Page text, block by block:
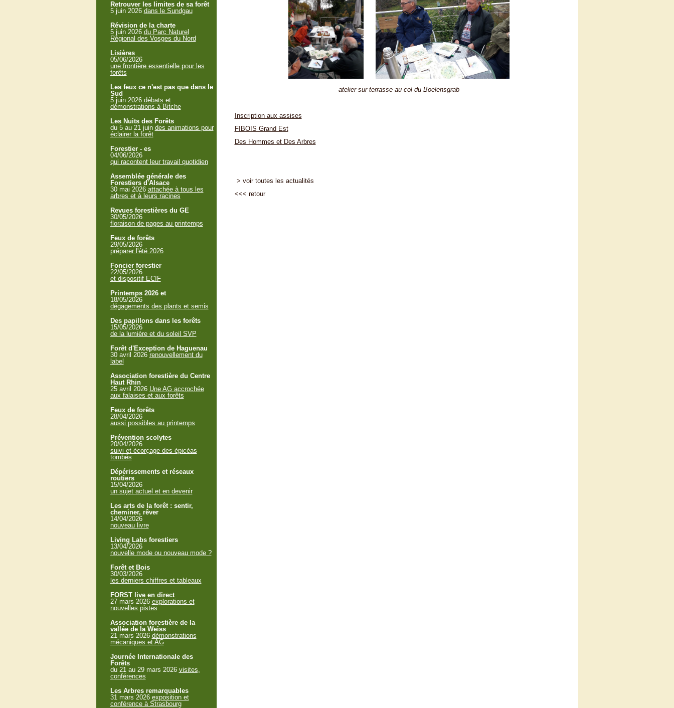
atelier sur terrasse au col du Boelensgrab
Inscription aux assises
FIBOIS Grand Est
Des Hommes et Des Arbres
> voir toutes les actualités
<<< retour
Retrouver les limites de sa forêt
5 juin 2026 dans le Sundgau
Révision de la charte
5 juin 2026 du Parc Naturel
Régional des Vosges du Nord
Lisières
05/06/2026
une frontière essentielle pour les
forêts
Les feux ce n'est pas que dans le
Sud
5 juin 2026 débats et
démonstrations à Bitche
Les Nuits des Forêts
du 5 au 21 juin des animations pour
éclairer la forêt
Forestier - es
04/06/2026
qui racontent leur travail quotidien
Assemblée générale des
Forestiers d'Alsace
30 mai 2026 attachée à tous les
arbres et à leurs racines
Revues forestières du GE
30/05/2026
floraison de pages au printemps
Feux de forêts
29/05/2026
préparer l'été 2026
Foncier forestier
22/05/2026
et dispositif ECIF
Printemps 2026 et
18/05/2026
dégagements des plants et semis
Des papillons dans les forêts
15/05/2026
de la lumière et du soleil SVP
Forêt d'Exception de Haguenau
30 avril 2026 renouvellement du
label
Association forestière du Centre
Haut Rhin
25 avril 2026 Une AG accrochée
aux falaises et aux forêts
Feux de forêts
28/04/2026
aussi possibles au printemps
Prévention scolytes
20/04/2026
suivi et écorçage des épicéas
tombés
Dépérissements et réseaux
routiers
15/04/2026
un sujet actuel et en devenir
Les arts de la forêt : sentir,
cheminer, rêver
14/04/2026
nouveau livre
Living Labs forestiers
13/04/2026
nouvelle mode ou nouveau mode ?
Forêt et Bois
30/03/2026
les derniers chiffres et tableaux
FORST live en direct
27 mars 2026 explorations et
nouvelles pistes
Association forestière de la
vallée de la Weiss
21 mars 2026 démonstrations
mécaniques et AG
Journée Internationale des
Forêts
du 21 au 29 mars 2026 visites,
conférences
Les Arbres remarquables
31 mars 2026 exposition et
conférence à Strasbourg